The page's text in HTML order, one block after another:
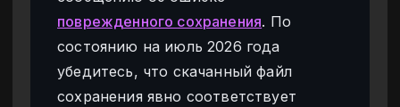
поврежденного сохранения. По
состоянию на июль 2026 года
убедитесь, что скачанный файл
сохранения явно соответствует